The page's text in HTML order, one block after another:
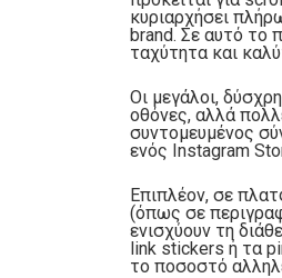
κυριαρχήσει
brand. Σε αυτό το
ταχύτητα και
Οι μεγάλοι,
οθόνες, αλλά
συντομευμένος
ενός Instagram
Επιπλέον, σε
(όπως σε
ενισχύουν τη
link stickers ή τα
το ποσοστό